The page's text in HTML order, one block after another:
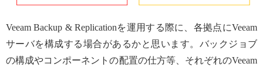
Veeam Backup & Replicationを運用する際に、各拠点にVeeam
サーバを構成する場合があるかと思います。バックジョブ
の構成やコンポーネントの配置の仕方等、それぞれのVeeam